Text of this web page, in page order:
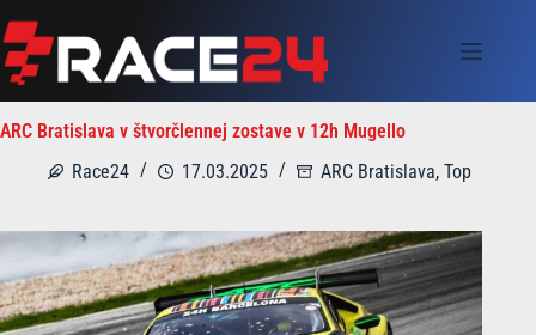
to
content
ARC Bratislava v štvorčlennej zostave v 12h Mugello
Race24
17.03.2025 ARC Bratislava, Top